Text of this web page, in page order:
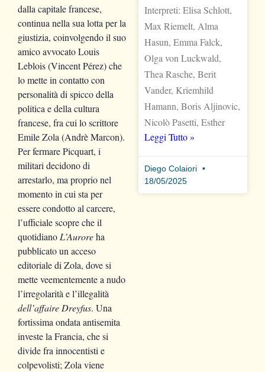
dalla capitale francese,
continua nella sua lotta per la
giustizia, coinvolgendo il suo
amico avvocato Louis
Leblois (Vincent Pérez) che
lo mette in contatto con
personalità di spicco della
politica e della cultura
francese, fra cui lo scrittore
Emile Zola (Andrè Marcon).
Per fermare Picquart, i
militari decidono di
arrestarlo, ma proprio nel
momento in cui sta per
essere condotto al carcere,
l’ufficiale scopre che il
quotidianoL’Auroreha
pubblicato un acceso
editoriale di Zola, dove si
mette veementemente a nudo
l’irregolarità e l’illegalità
dell’affaire Dreyfus. Una
fortissima ondata antisemita
investe la Francia, che si
divide fra innocentisti e
colpevolisti; Zola viene
Interpreti: Elisa Schlott,
Max Riemelt, Alma
Hasun, Emma Falck,
Olga von Luckwald,
Thea Rasche, Berit
Vander, Kriemhild
Hamann, Boris Aljinovic,
Nicolò Pasetti, Esther
Leggi Tutto »
Diego Colaiori
18/05/2025